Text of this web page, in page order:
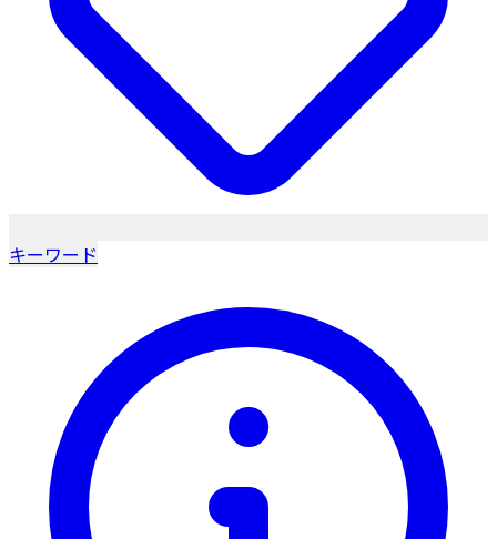
キーワード